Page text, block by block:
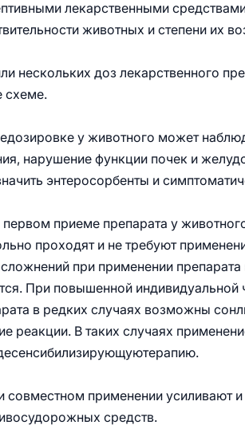
лекарственными
животных и степени их
нескольких доз лекарственного
схеме.
у животного может
нарушение функции почек и
энтеросорбенты и
первом приеме препарата у
проходят и не требуют
при применении препарата
При повышенной индивидуальной
в редких случаях возможны
реакции. В таких случаях
совместном применении усиливают
средств.